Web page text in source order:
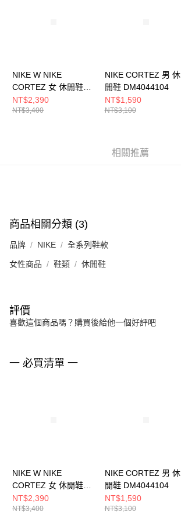
NIKE W NIKE
CORTEZ 女 休閒鞋
IB8879211
NT$2,390
NT$3,400
NIKE CORTEZ 男 休
閒鞋 DM4044104
NT$1,590
NT$3,100
相關推薦
商品相關分類 (3)
品牌 NIKE 全系列鞋款
女性商品 鞋類 休閒鞋
評價
喜歡這個商品嗎？購買後給他一個好評吧
一 必買清單 一
NIKE W NIKE
CORTEZ 女 休閒鞋
IB8879211
NT$2,390
NT$3,400
NIKE CORTEZ 男 休
閒鞋 DM4044104
NT$1,590
NT$3,100